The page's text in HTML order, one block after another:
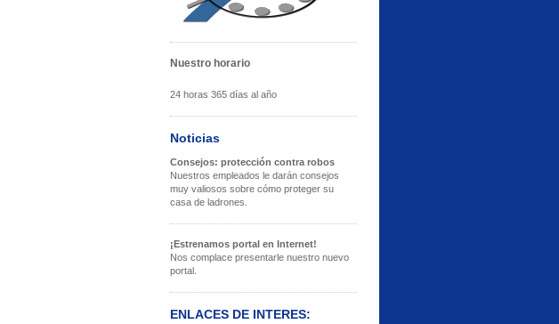
Nuestro horario
24 horas 365 días al año
Noticias
Consejos: protección contra robos
Nuestros empleados le darán consejos
muy valiosos sobre cómo proteger su
casa de ladrones.
¡Estrenamos portal en Internet!
Nos complace presentarle nuestro nuevo
portal.
ENLACES DE INTERES: